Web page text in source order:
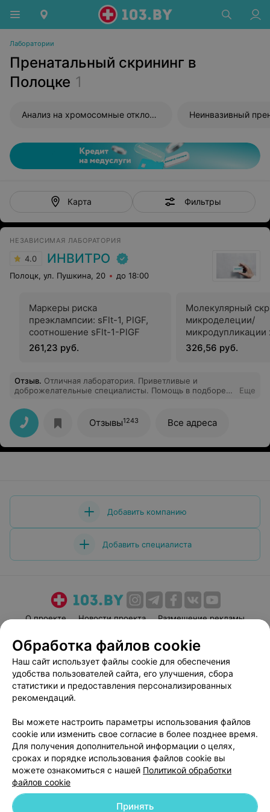
Лаборатории
Пренатальный скрининг в
Полоцке 1
Анализ на хромосомные отклонения плода
Карта Фильтры
НЕЗАВИСИМАЯ ЛАБОРАТОРИЯ
4.0 ИНВИТРО
Полоцк, ул. Пушкина, 20 до 18:00
Маркеры риска
преэклампсии: sFlt-1, PlGF,
соотношение sFlt-1-PlGF
261,23 руб.
Молекулярный
микроделеции/
326,56 руб.
Отзыв. Отличная лаборатория. Приветливые и
доброжелательные специалисты. Помощь в подборе
уровне. Вернёмся к Вам еще не один раз.
Еще
Отзывы1243 Все адреса
Добавить компанию
Добавить специалиста
О проекте Новости проекта
Размещение рекламы
Пользовательское соглашение
Способы оплаты
Вакансии
Партнеры
Написать руководителю 103.by
Персональные настройки cookie
Обработка персональных данных
Обработка файлов cookie
Наш сайт использует файлы cookie для обеспечения
удобства пользователей сайта, его улучшения, сбора
статистики и предоставления персонализированных
рекомендаций.
Вы можете настроить параметры использования файлов
cookie или изменить свое согласие в более позднее время.
Для получения дополнительной информации о целях,
сроках и порядке использования файлов cookie вы
можете ознакомиться с нашей Политикой обработки
файлов cookie
Принять